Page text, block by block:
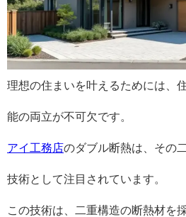
理想の住まいを叶えるためには、
能の両立が不可欠です。
アイ工務店のダブル断熱は、その
技術として注目されています。
この技術は、二重構造の断熱材を